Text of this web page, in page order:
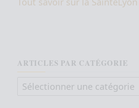
ARTICLES PAR CATÉGORIE
Articles par catégorie